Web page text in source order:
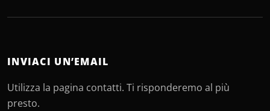
INVIACI UN’EMAIL
Utilizza la pagina contatti. Ti risponderemo al più
presto.